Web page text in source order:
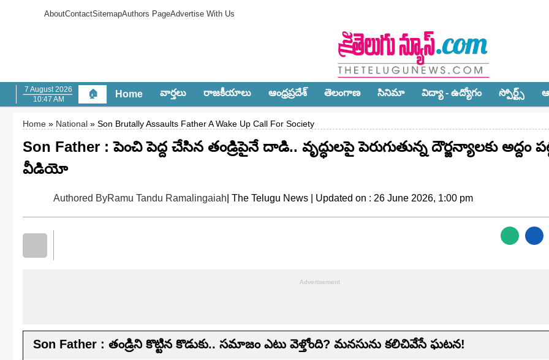
AboutContactSitemapAuthors PageAdvertise With Us
7 August 2026
10:47 AM
🏠 Home వార్త‌లు రాజ‌కీయాలు ఆంధ్ర‌ప్ర‌దేశ్‌ తెలంగాణ‌ సినిమా విద్యా - ఉద్యోగం స్పోర్ట్స్‌
Home » National » Son Brutally Assaults Father A Wake Up Call For Society
Son Father : పెంచి పెద్ద చేసిన తండ్రిపైనే దాడి.. వృద్ధులపై పెరుగుతున్న దౌర్జన్యాలకు అద్దం
వీడియో
Authored ByRamu Tandu Ramalingaiah | The Telugu News | Updated on : 26 June 2026, 1:00 pm
Son Father : తండ్రిని కొట్టిన కొడుకు.. సమాజం ఎటు వెళ్తోంది? మనసును కలిచివేసే ఘటన!